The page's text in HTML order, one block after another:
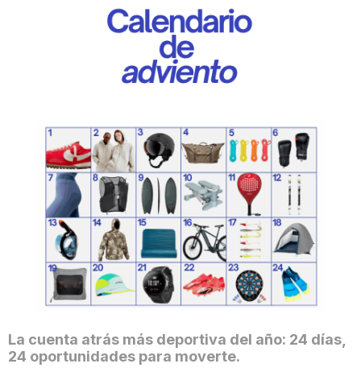
La cuenta atrás más deportiva del año: 24 días,
24 oportunidades para moverte.